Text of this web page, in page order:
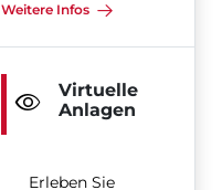
Weitere Infos
Virtuelle
Anlagen
Erleben Sie